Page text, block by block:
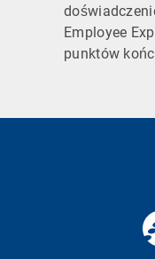
Employee
punktów